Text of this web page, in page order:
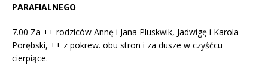
PARAFIALNEGO
7.00 Za ++ rodziców Annę i Jana Pluskwik, Jadwigę i Karola
Porębski, ++ z pokrew. obu stron i za dusze w czyśćcu
cierpiące.